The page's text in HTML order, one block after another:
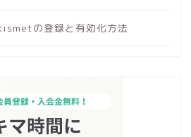
の登録と有効化方法